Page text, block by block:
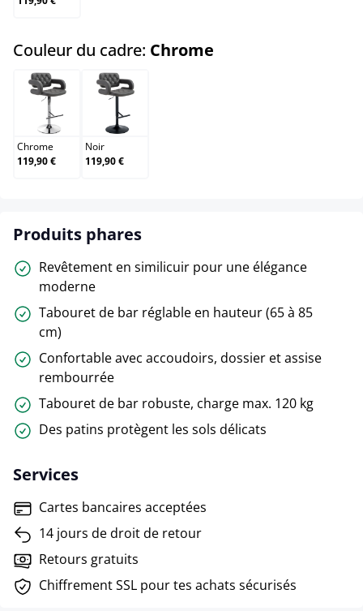
Couleur du cadre: Chrome
Chrome
Chrome
119,90 €
Noir
Noir
119,90 €
Produits phares
Revêtement en similicuir pour une élégance
moderne
Tabouret de bar réglable en hauteur (65 à 85
cm)
Confortable avec accoudoirs, dossier et assise
rembourrée
Tabouret de bar robuste, charge max. 120 kg
Des patins protègent les sols délicats
Services
Cartes bancaires acceptées
14 jours de droit de retour
Retours gratuits
Chiffrement SSL pour tes achats sécurisés